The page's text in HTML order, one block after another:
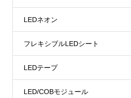
LEDネオン
フレキシブルLEDシート
LEDテープ
LED/COBモジュール